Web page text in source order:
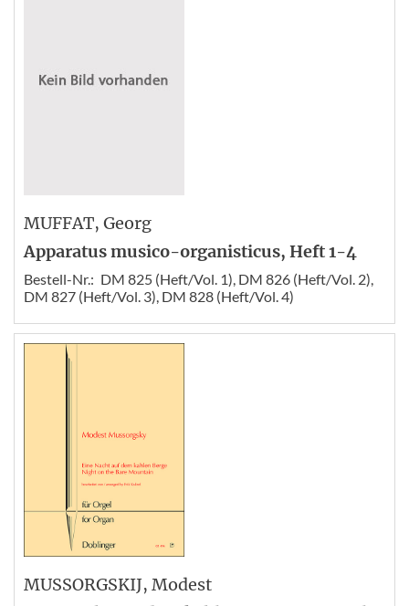
MUFFAT, Georg
Apparatus musico-organisticus, Heft 1-4
Bestell-Nr.: DM 825 (Heft/Vol. 1), DM 826 (Heft/Vol. 2),
DM 827 (Heft/Vol. 3), DM 828 (Heft/Vol. 4)
MUSSORGSKIJ, Modest